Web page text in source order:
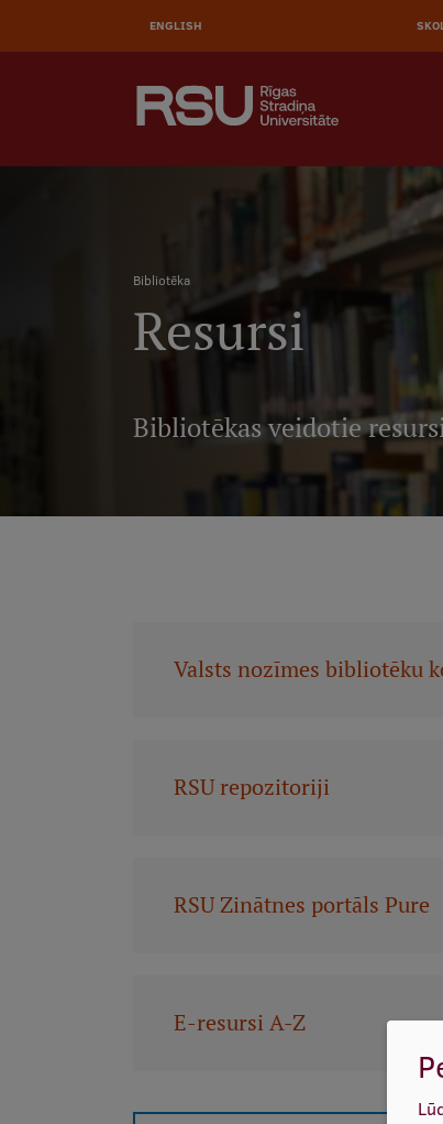
ENGLISH
Atpakaļceļš
Bibliotēka
Resursi
Bibliotēkas veidotie
Valsts nozīmes bibliotēku
RSU repozitoriji
RSU Zinātnes portāls Pure
E-resursi A-Z